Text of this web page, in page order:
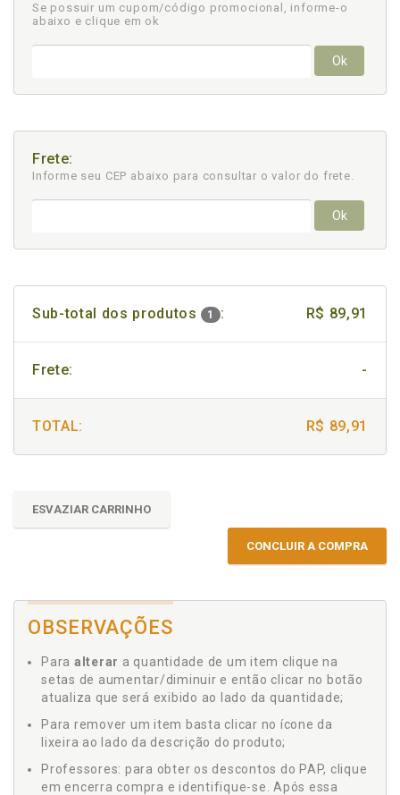
Se possuir um cupom/código promocional, informe-o
abaixo e clique em ok
Ok
Frete:
Informe seu CEP abaixo para consultar o valor do frete.
Ok
Sub-total dos produtos 1 : R$ 89,91
Frete: -
TOTAL: R$ 89,91
ESVAZIAR CARRINHO
CONCLUIR A COMPRA
OBSERVAÇÕES
Para alterar a quantidade de um item clique na
setas de aumentar/diminuir e então clicar no botão
atualiza que será exibido ao lado da quantidade;
Para remover um item basta clicar no ícone da
lixeira ao lado da descrição do produto;
Professores: para obter os descontos do PAP, clique
em encerra compra e identifique-se. Após essa